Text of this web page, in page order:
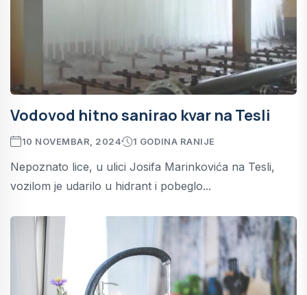
Vodovod hitno sanirao kvar na Tesli
10 NOVEMBAR, 2024 1 GODINA RANIJE
Nepoznato lice, u ulici Josifa Marinkovića na Tesli,
vozilom je udarilo u hidrant i pobeglo...